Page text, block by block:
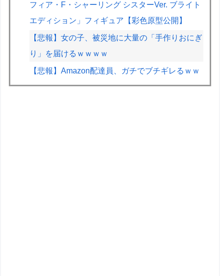
フィア・F・シャーリング シスターVer. ブライト
エディション」フィギュア【彩色原型公開】
【悲報】女の子、被災地に大量の「手作りおにぎ
り」を届けるｗｗｗｗ
【悲報】Amazon配達員、ガチでブチギレるｗｗ
ｗｗ